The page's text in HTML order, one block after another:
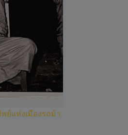
ย์แห่งเมืองรถม้า